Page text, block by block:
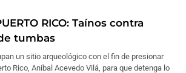
RICO: Taínos contra
tumbas
un sitio arqueológico con el fin de presionar
Rico, Aníbal Acevedo Vilá, para que detenga lo